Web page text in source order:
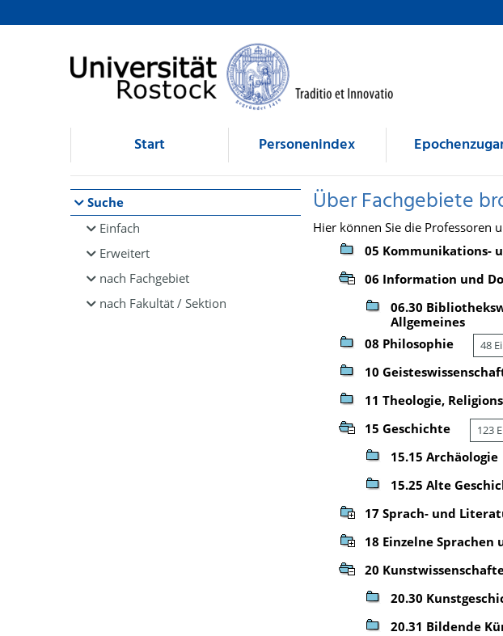
Browsen
direkt zum Inhalt
Start Personenindex
Suche
Einfach
Erweitert
nach Fachgebiet
nach Fakultät / Sektion
Über Fachgebiete
Hier können Sie die Professoren
05 Kommunikations-
06 Information und
06.30
Allgemeines
08 Philosophie 48
10
11 Theologie,
15 Geschichte 123
15.15 Archäologie
15.25 Alte
17 Sprach- und
18 Einzelne
20
20.30
20.31 Bildende